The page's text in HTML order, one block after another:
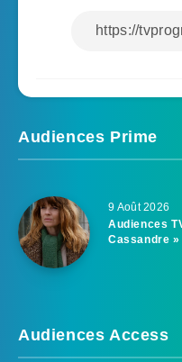
Audiences Prime
9 Août 2026
Audiences
Cassandre
Audiences Access